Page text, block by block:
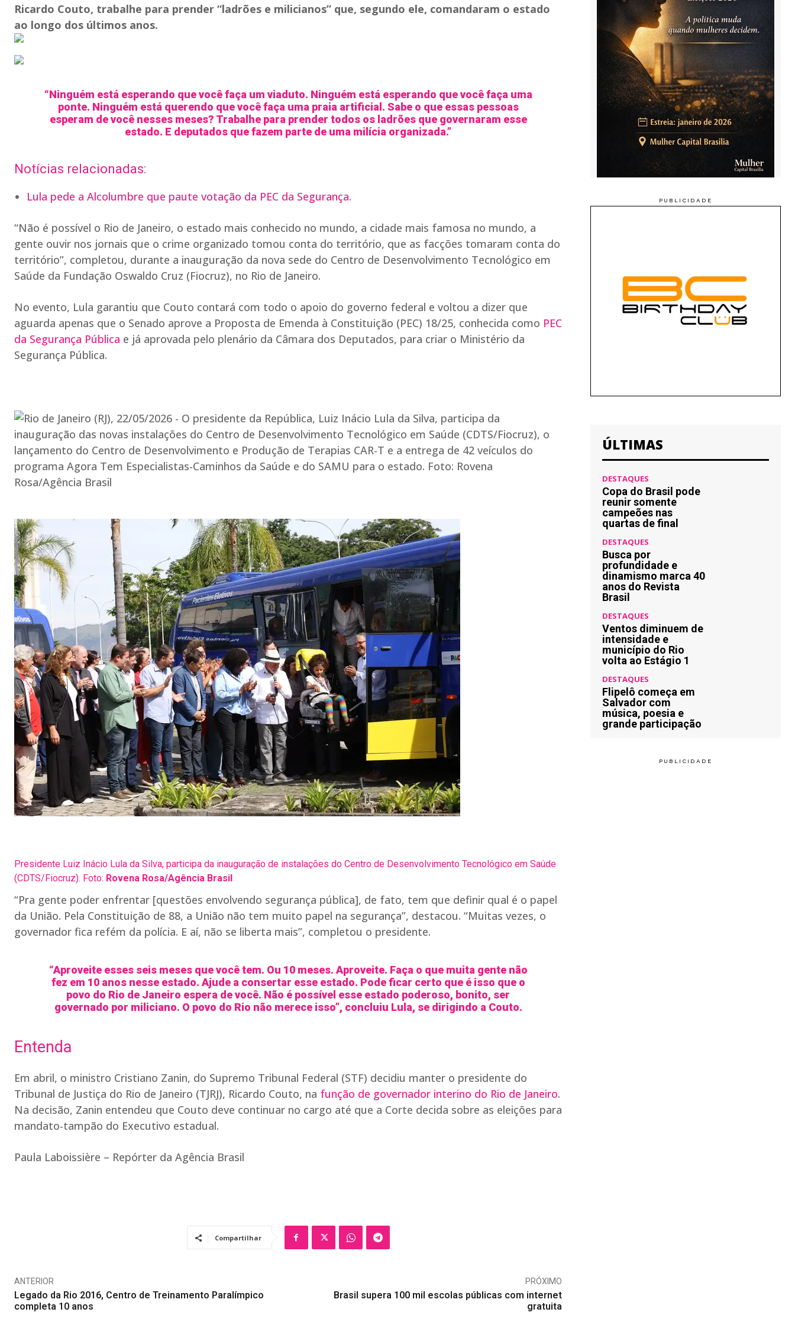
Ricardo Couto, trabalhe para prender “ladrões e milicianos” que, segundo ele, comandaram o estado
ao longo dos últimos anos.
“Ninguém está esperando que você faça um viaduto. Ninguém está esperando que você faça uma
ponte. Ninguém está querendo que você faça uma praia artificial. Sabe o que essas pessoas
esperam de você nesses meses? Trabalhe para prender todos os ladrões que governaram esse
estado. E deputados que fazem parte de uma milícia organizada.”
Notícias relacionadas:
Lula pede a Alcolumbre que paute votação da PEC da Segurança.
“Não é possível o Rio de Janeiro, o estado mais conhecido no mundo, a cidade mais famosa no mundo, a
gente ouvir nos jornais que o crime organizado tomou conta do território, que as facções tomaram conta do
território”, completou, durante a inauguração da nova sede do Centro de Desenvolvimento Tecnológico em
Saúde da Fundação Oswaldo Cruz (Fiocruz), no Rio de Janeiro.
No evento, Lula garantiu que Couto contará com todo o apoio do governo federal e voltou a dizer que
aguarda apenas que o Senado aprove a Proposta de Emenda à Constituição (PEC) 18/25, conhecida como PEC
da Segurança Pública e já aprovada pelo plenário da Câmara dos Deputados, para criar o Ministério da
Segurança Pública.
Presidente Luiz Inácio Lula da Silva, participa da inauguração de instalações do Centro de Desenvolvimento Tecnológico em Saúde
(CDTS/Fiocruz). Foto: Rovena Rosa/Agência Brasil
“Pra gente poder enfrentar [questões envolvendo segurança pública], de fato, tem que definir qual é o papel
da União. Pela Constituição de 88, a União não tem muito papel na segurança”, destacou. “Muitas vezes, o
governador fica refém da polícia. E aí, não se liberta mais”, completou o presidente.
“Aproveite esses seis meses que você tem. Ou 10 meses. Aproveite. Faça o que muita gente não
fez em 10 anos nesse estado. Ajude a consertar esse estado. Pode ficar certo que é isso que o
povo do Rio de Janeiro espera de você. Não é possível esse estado poderoso, bonito, ser
governado por miliciano. O povo do Rio não merece isso”, concluiu Lula, se dirigindo a Couto.
Entenda
Em abril, o ministro Cristiano Zanin, do Supremo Tribunal Federal (STF) decidiu manter o presidente do
Tribunal de Justiça do Rio de Janeiro (TJRJ), Ricardo Couto, na função de governador interino do Rio de Janeiro.
Na decisão, Zanin entendeu que Couto deve continuar no cargo até que a Corte decida sobre as eleições para
mandato-tampão do Executivo estadual.
Paula Laboissière – Repórter da Agência Brasil
Compartilhar
ANTERIOR
Legado da Rio 2016, Centro de Treinamento Paralímpico
completa 10 anos
PRÓXIMO
Brasil supera 100 mil escolas públicas com internet
gratuita
ÚLTIMAS
DESTAQUES
Copa do Brasil pode
reunir somente
campeões nas
quartas de final
DESTAQUES
Busca por
profundidade e
dinamismo marca 40
anos do Revista
Brasil
DESTAQUES
Ventos diminuem de
intensidade e
município do Rio
volta ao Estágio 1
DESTAQUES
Flipelô começa em
Salvador com
música, poesia e
grande participação